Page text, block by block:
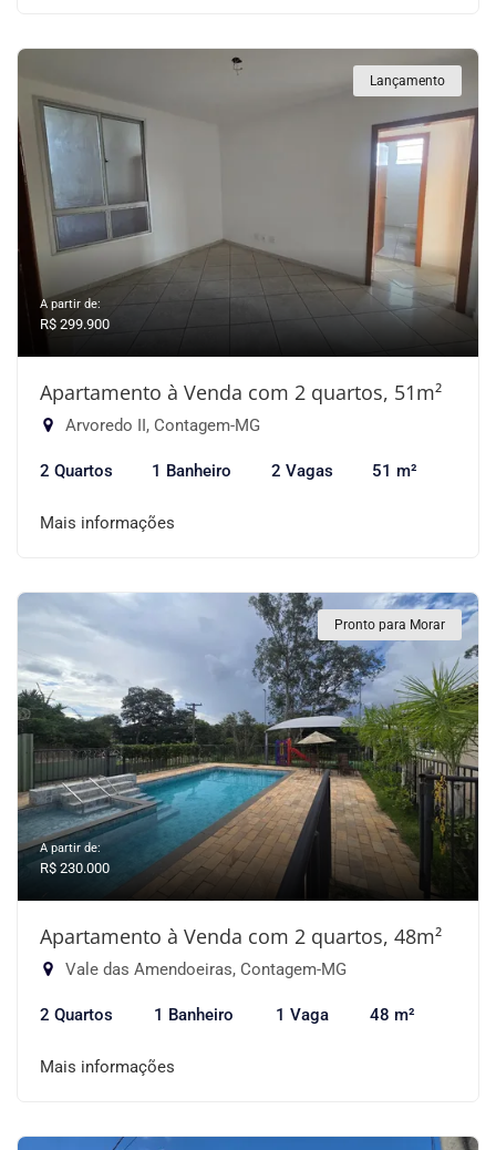
Lançamento
A partir de:
R$ 299.900
Apartamento à Venda com 2 quartos, 51m²
Arvoredo II, Contagem-MG
2 Quartos 1 Banheiro 2 Vagas 51 m²
Mais informações
Pronto para Morar
A partir de:
R$ 230.000
Apartamento à Venda com 2 quartos, 48m²
Vale das Amendoeiras, Contagem-MG
2 Quartos 1 Banheiro 1 Vaga 48 m²
Mais informações